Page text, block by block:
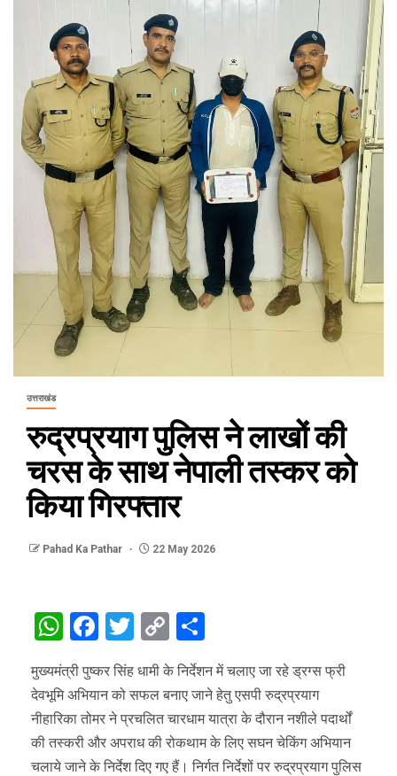
उत्तराखंड
रुद्रप्रयाग पुलिस ने लाखों की
चरस के साथ नेपाली तस्कर को
किया गिरफ्तार
Pahad Ka Pathar 22 May 2026
WhatsApp
Facebook
Twitter
Copy
Link
मुख्यमंत्री पुष्कर सिंह धामी के निर्देशन में चलाए जा रहे ड्रग्स फ्री
देवभूमि अभियान को सफल बनाए जाने हेतु एसपी रुद्रप्रयाग
नीहारिका तोमर ने प्रचलित चारधाम यात्रा के दौरान नशीले पदार्थों
की तस्करी और अपराध की रोकथाम के लिए सघन चेकिंग अभियान
चलाये जाने के निर्देश दिए गए हैं। निर्गत निर्देशों पर रुद्रप्रयाग पुलिस